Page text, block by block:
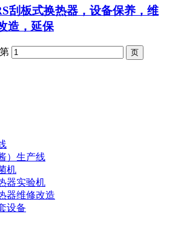
刮板式换热器，设备保养，维
造，延保
）生产线
机
器实验机
器维修改造
设备